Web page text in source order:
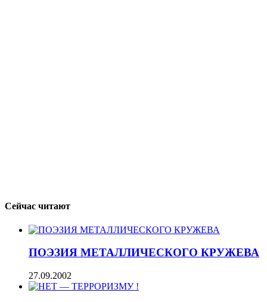
Сейчас читают
ПОЭЗИЯ МЕТАЛЛИЧЕСКОГО КРУЖЕВА
27.09.2002